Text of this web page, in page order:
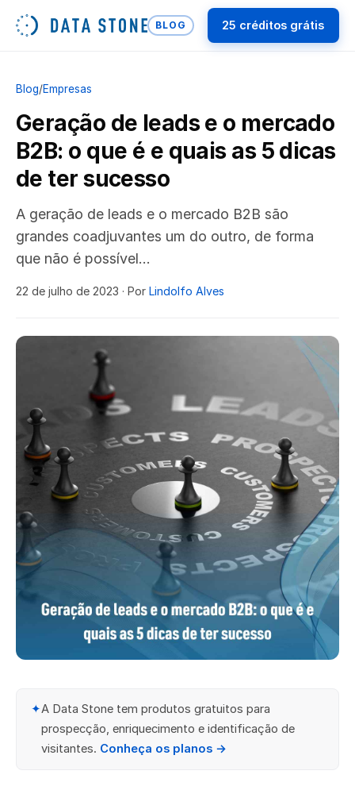
BLOG 25 créditos grátis
Blog/Empresas
Geração de leads e o mercado
B2B: o que é e quais as 5 dicas
de ter sucesso
A geração de leads e o mercado B2B são
grandes coadjuvantes um do outro, de forma
que não é possível…
22 de julho de 2023 · Por Lindolfo Alves
✦A Data Stone tem produtos gratuitos para
prospecção, enriquecimento e identificação de
visitantes. Conheça os planos →